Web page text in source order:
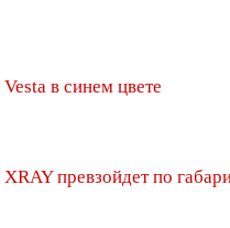
в синем цвете
XRAY превзойдет по